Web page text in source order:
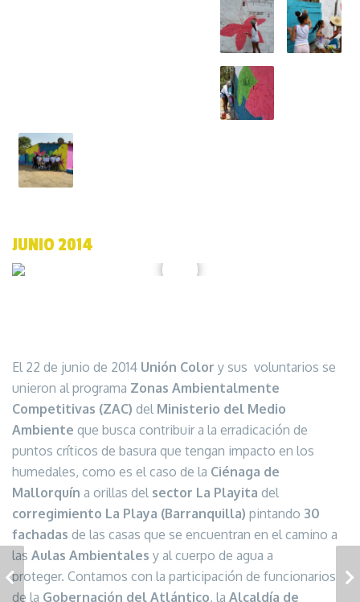
JUNIO 2014
El 22 de junio de 2014 Unión Color y sus voluntarios se
unieron al programa Zonas Ambientalmente
Competitivas (ZAC) del Ministerio del Medio
Ambiente que busca contribuir a la erradicación de
puntos críticos de basura que tengan impacto en los
humedales, como es el caso de la Ciénaga de
Mallorquín a orillas del sector La Playita del
corregimiento La Playa (Barranquilla) pintando 30
fachadas de las casas que se encuentran en el camino a
las Aulas Ambientales y al cuerpo de agua a
proteger. Contamos con la participación de funcionarios
de la Gobernación del Atlántico, la Alcaldía de
BARRIO ABAJO LAS NIEVES